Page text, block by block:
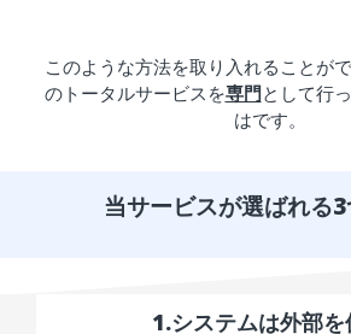
このような方法を取り入れることが
のトータルサービスを専門として行
はです。
当サービスが選ばれる
1.システムは外部を